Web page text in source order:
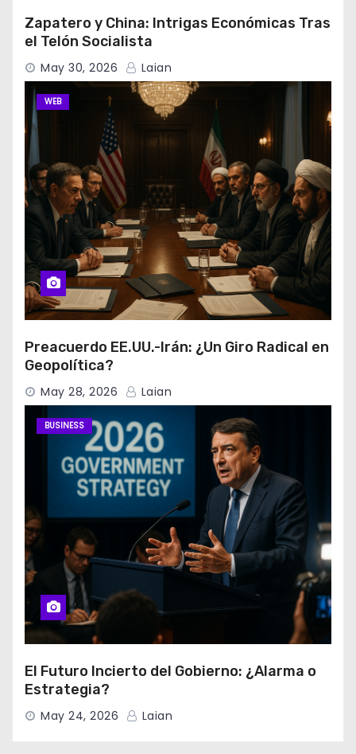
Zapatero y China: Intrigas Económicas Tras
el Telón Socialista
May 30, 2026 Laian
WEB
Preacuerdo EE.UU.-Irán: ¿Un Giro Radical en
Geopolítica?
May 28, 2026 Laian
BUSINESS
El Futuro Incierto del Gobierno: ¿Alarma o
Estrategia?
May 24, 2026 Laian